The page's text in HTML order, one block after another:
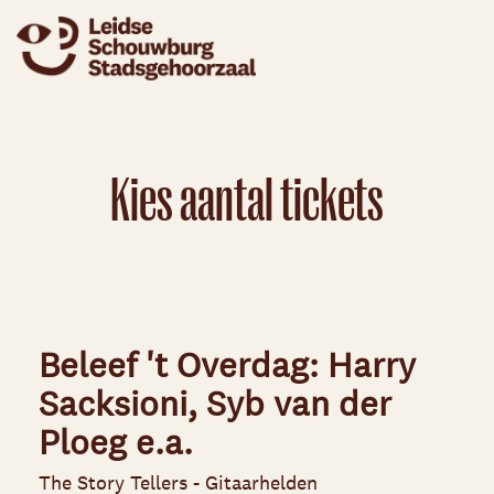
Kies aantal tickets
Beleef 't Overdag: Harry
Sacksioni, Syb van der
Ploeg e.a.
The Story Tellers - Gitaarhelden